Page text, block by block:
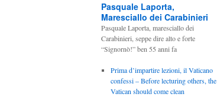
Pasquale Laporta,
Maresciallo dei Carabinieri
Pasquale Laporta, maresciallo dei
Carabinieri, seppe dire alto e forte
“Signornò!” ben 55 anni fa
Prima d’impartire lezioni, il Vaticano
confessi – Before lecturing others, the
Vatican should come clean